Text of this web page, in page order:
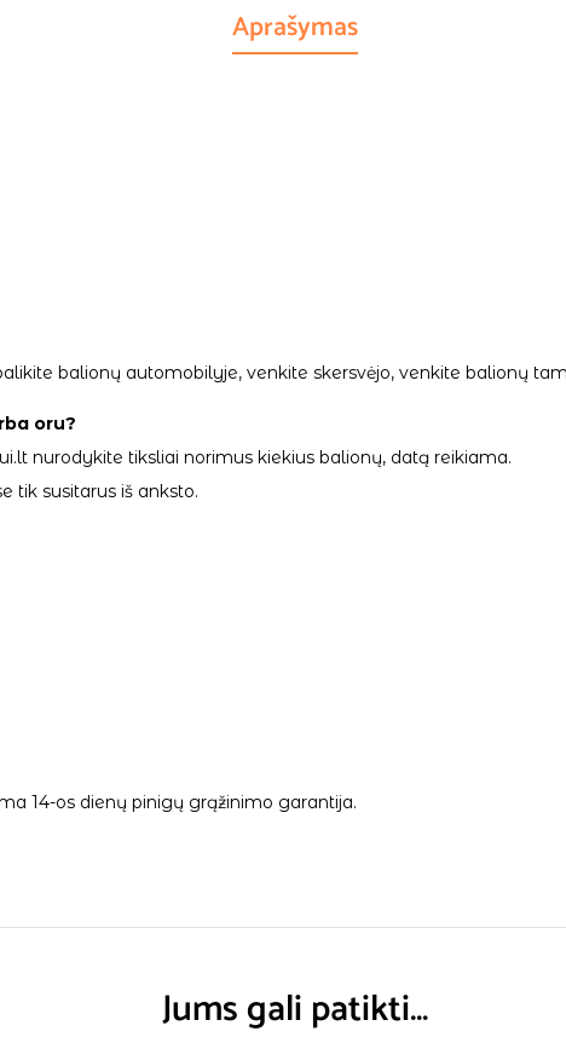
Aprašymas
balionų automobilyje, venkite skersvėjo, venkite balionų
oru?
nurodykite tiksliai norimus kiekius balionų, datą reikiama.
tik susitarus iš anksto.
14-os dienų pinigų grąžinimo garantija.
Jums gali patikti…